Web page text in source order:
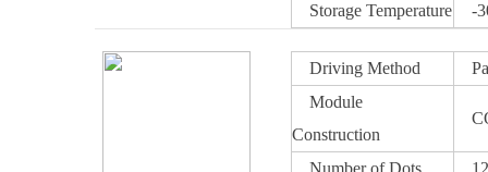
Storage Temperature -
Driving Method
Module
Construction
Number of Dots